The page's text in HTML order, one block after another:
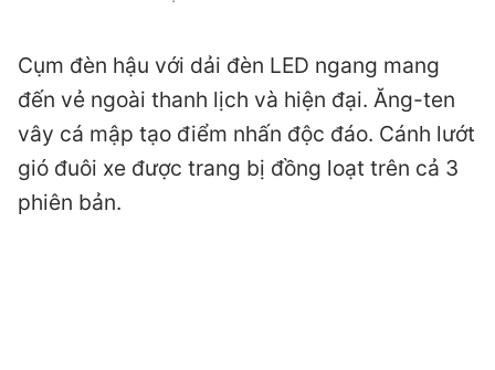
Cụm đèn hậu với dải đèn LED ngang mang
đến vẻ ngoài thanh lịch và hiện đại. Ăng-ten
vây cá mập tạo điểm nhấn độc đáo. Cánh lướt
gió đuôi xe được trang bị đồng loạt trên cả 3
phiên bản.